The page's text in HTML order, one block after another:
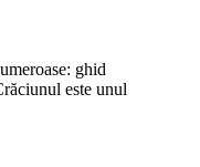
ghid
este unul